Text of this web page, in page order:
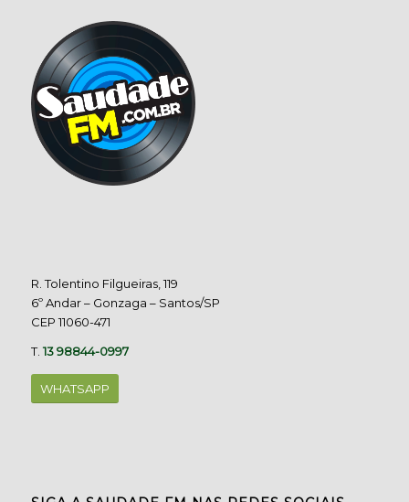
R. Tolentino Filgueiras, 119
6º Andar – Gonzaga – Santos/SP
CEP 11060-471
T.13 98844-0997
WHATSAPP